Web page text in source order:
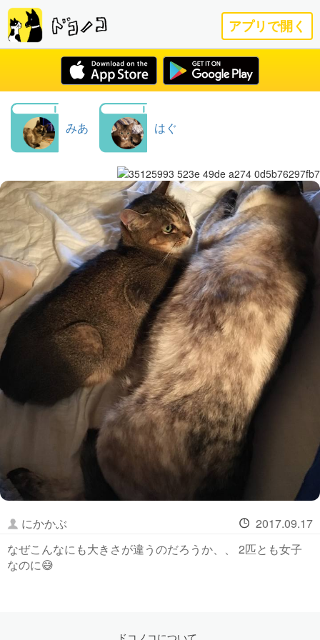
アプリで開く
みあ はぐ
にかかぶ
2017.09.17
なぜこんなにも大きさが違うのだろうか、、 2匹とも女子
なのに😅